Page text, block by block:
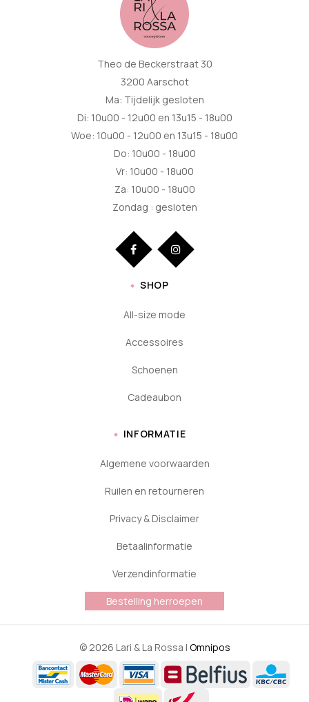
Theo de Beckerstraat 30
3200 Aarschot
Ma: Tijdelijk gesloten
Di: 10u00 - 12u00 en 13u15 - 18u00
Woe: 10u00 - 12u00 en 13u15 - 18u00
Do: 10u00 - 18u00
Vr: 10u00 - 18u00
Za: 10u00 - 18u00
Zondag : gesloten
SHOP
All-size mode
Accessoires
Schoenen
Cadeaubon
INFORMATIE
Algemene voorwaarden
Ruilen en retourneren
Privacy & Disclaimer
Betaalinformatie
Verzendinformatie
Bestelling herroepen
© 2026 Lari & La Rossa | Omnipos